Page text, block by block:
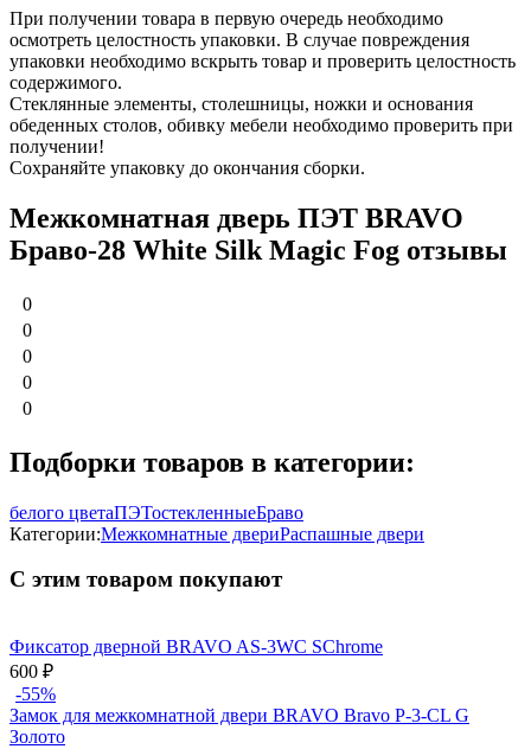
При получении товара в первую очередь необходимо
осмотреть целостность упаковки. В случае повреждения
упаковки необходимо вскрыть товар и проверить целостность
содержимого.
Стеклянные элементы, столешницы, ножки и основания
обеденных столов, обивку мебели необходимо проверить при
получении!
Сохраняйте упаковку до окончания сборки.
Межкомнатная дверь ПЭТ BRAVO
Браво-28 White Silk Magic Fog отзывы
0
0
0
0
0
Подборки товаров в категории:
белого цветаПЭТостекленныеБраво
Категории:Межкомнатные двериРаспашные двери
С этим товаром покупают
Фиксатор дверной BRAVO AS-3WC SChrome
600 ₽
-55%
Замок для межкомнатной двери BRAVO Bravo P-3-CL G
Золото